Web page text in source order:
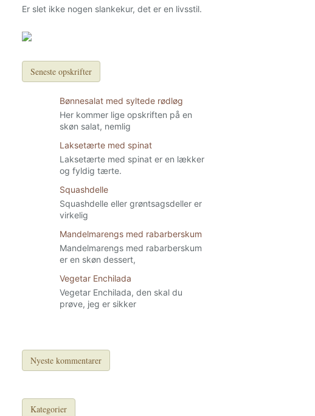
Er slet ikke nogen slankekur, det er en livsstil.
Seneste opskrifter
Bønnesalat med syltede rødløg
Her kommer lige opskriften på en
skøn salat, nemlig
Laksetærte med spinat
Laksetærte med spinat er en lækker
og fyldig tærte.
Squashdelle
Squashdelle eller grøntsagsdeller er
virkelig
Mandelmarengs med rabarberskum
Mandelmarengs med rabarberskum
er en skøn dessert,
Vegetar Enchilada
Vegetar Enchilada, den skal du
prøve, jeg er sikker
Nyeste kommentarer
Kategorier